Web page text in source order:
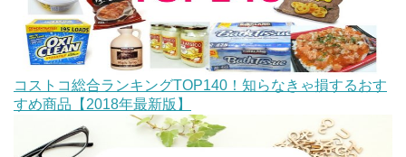
コストコ総合ランキングTOP140！知らなきゃ損するおす
すめ商品【2018年最新版】